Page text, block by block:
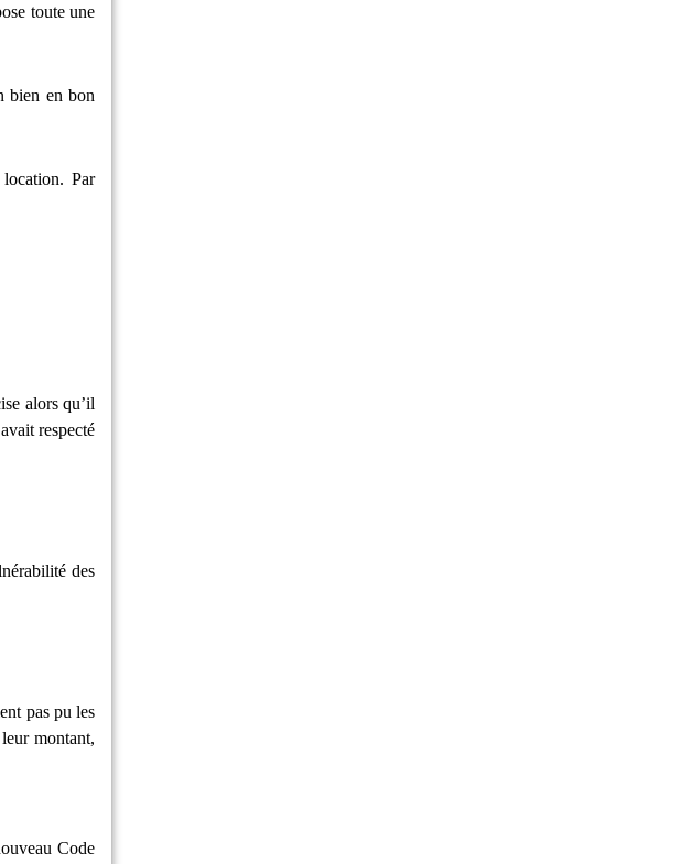
toute une
bien en bon
Par
alors qu’il
respecté
des
pas pu les
montant,
Code